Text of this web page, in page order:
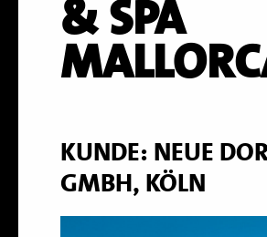
& SPA
KUNDE: NEUE
GMBH, KÖLN